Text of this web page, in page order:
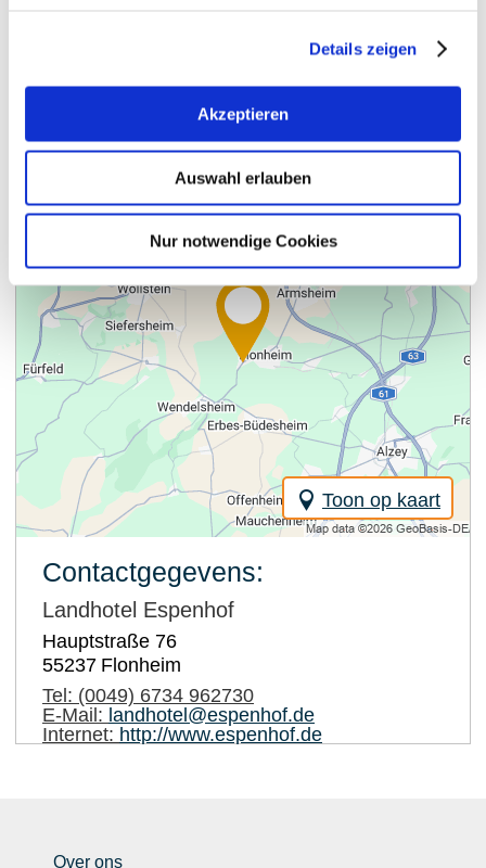
Details zeigen
Akzeptieren
Auswahl erlauben
Nur notwendige Cookies
Meer info & Downloads
Toon op kaart
Contactgegevens:
Landhotel Espenhof
Hauptstraße 76
55237 Flonheim
Tel: (0049) 6734 962730
E-Mail: landhotel@espenhof.de
Internet: http://www.espenhof.de
Over ons